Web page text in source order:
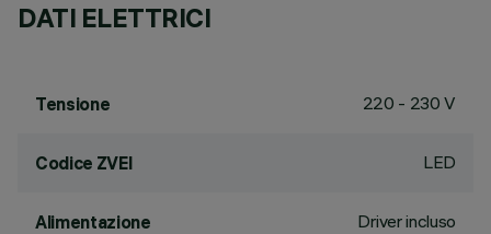
DATI ELETTRICI
Tensione 220 - 230 V
Codice ZVEI LED
Alimentazione Driver incluso